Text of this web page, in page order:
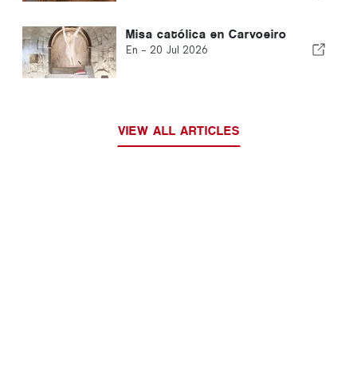
Misa católica en Carvoeiro
En - 20 Jul 2026
VIEW ALL ARTICLES